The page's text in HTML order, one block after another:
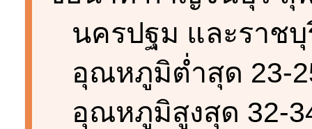
นครปฐม และราชบุ
อุณหภูมิต่ำสุด 23-
อุณหภูมิสูงสุด 32-